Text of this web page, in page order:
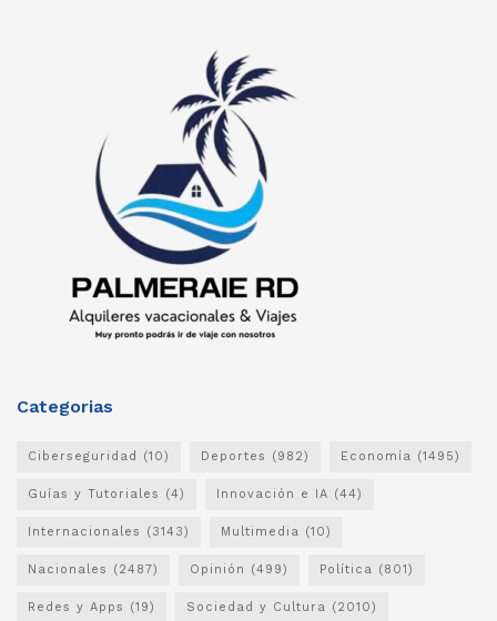
Categorias
Ciberseguridad (10) Deportes (982) Economía (1495)
Guías y Tutoriales (4) Innovación e IA (44)
Internacionales (3143) Multimedia (10)
Nacionales (2487) Opinión (499) Política (801)
Redes y Apps (19) Sociedad y Cultura (2010)